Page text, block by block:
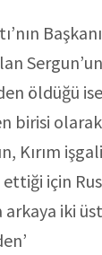
Başkanı
Sergun’un
öldüğü ise
birisi olarak
Kırım işgali
ettiği için Rus
arkaya iki üst